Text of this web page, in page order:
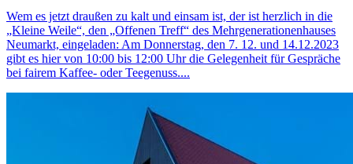
Wem es jetzt draußen zu kalt und einsam ist, der ist herzlich in die
„Kleine Weile“, den „Offenen Treff“ des Mehrgenerationenhauses
Neumarkt, eingeladen: Am Donnerstag, den 7. 12. und 14.12.2023
gibt es hier von 10:00 bis 12:00 Uhr die Gelegenheit für Gespräche
bei fairem Kaffee- oder Teegenuss....